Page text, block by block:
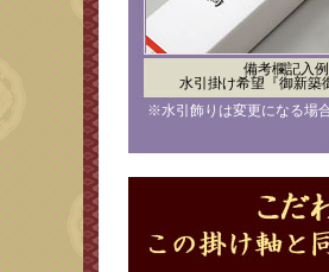
備考欄記入
水引掛け希望『御新築
※水引飾りは変更になる場